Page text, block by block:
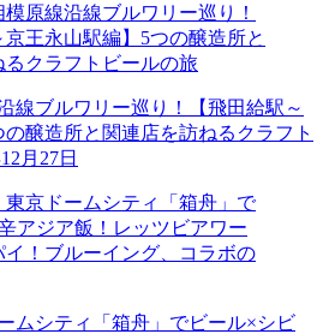
線ブルワリー巡り！【飛田給駅～
醸造所と関連店を訪ねるクラフト
月27日
ムシティ「箱舟」でビール×シビ